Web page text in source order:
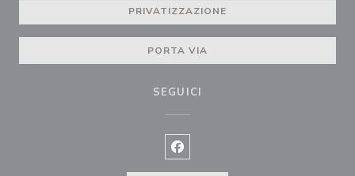
PRIVATIZZAZIONE
PORTA VIA
SEGUICI
Facebook ((apre una nuova